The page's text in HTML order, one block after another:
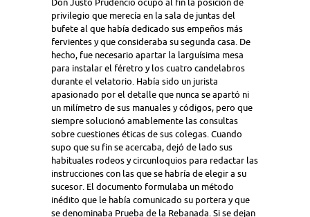
Don Justo Prudencio ocupó al fin la posición de
privilegio que merecía en la sala de juntas del
bufete al que había dedicado sus empeños más
fervientes y que consideraba su segunda casa. De
hecho, fue necesario apartar la larguísima mesa
para instalar el féretro y los cuatro candelabros
durante el velatorio. Había sido un jurista
apasionado por el detalle que nunca se apartó ni
un milímetro de sus manuales y códigos, pero que
siempre solucionó amablemente las consultas
sobre cuestiones éticas de sus colegas. Cuando
supo que su fin se acercaba, dejó de lado sus
habituales rodeos y circunloquios para redactar las
instrucciones con las que se habría de elegir a su
sucesor. El documento formulaba un método
inédito que le había comunicado su portera y que
se denominaba Prueba de la Rebanada. Si se dejan